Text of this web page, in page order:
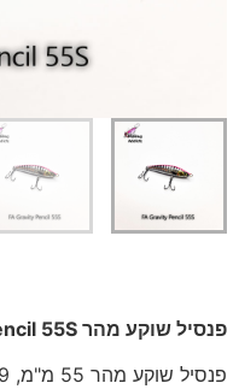
פנסיל שוקע מהר FA Gravity Pencil 55S